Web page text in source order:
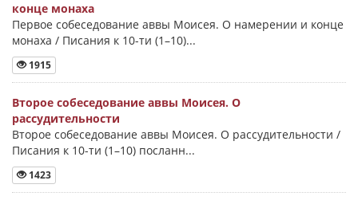
конце монаха
Первое собеседование аввы Моисея. О намерении и конце
монаха / Писания к 10-ти (1–10)...
1915
Второе собеседование аввы Моисея. О
рассудительности
Второе собеседование аввы Моисея. О рассудительности /
Писания к 10-ти (1–10) посланн...
1423